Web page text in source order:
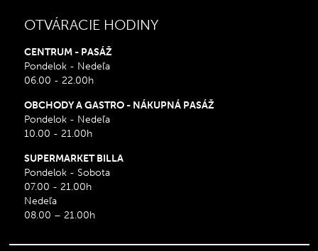
OTVÁRACIE HODINY
CENTRUM - PASÁŽ
Pondelok - Nedeľa
06.00 - 22.00h
OBCHODY A GASTRO - NÁKUPNÁ PASÁŽ
Pondelok - Nedeľa
10.00 - 21.00h
SUPERMARKET BILLA
Pondelok - Sobota
07.00 - 21.00h
Nedeľa
08.00 – 21.00h